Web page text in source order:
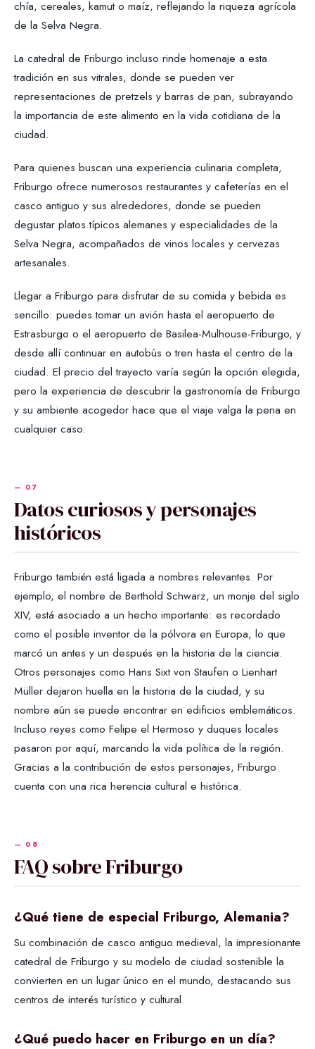
chía, cereales, kamut o maíz, reflejando la riqueza agrícola
de la Selva Negra.
La catedral de Friburgo incluso rinde homenaje a esta
tradición en sus vitrales, donde se pueden ver
representaciones de pretzels y barras de pan, subrayando
la importancia de este alimento en la vida cotidiana de la
ciudad.
Para quienes buscan una experiencia culinaria completa,
Friburgo ofrece numerosos restaurantes y cafeterías en el
casco antiguo y sus alrededores, donde se pueden
degustar platos típicos alemanes y especialidades de la
Selva Negra, acompañados de vinos locales y cervezas
artesanales.
Llegar a Friburgo para disfrutar de su comida y bebida es
sencillo: puedes tomar un avión hasta el aeropuerto de
Estrasburgo o el aeropuerto de Basilea-Mulhouse-Friburgo, y
desde allí continuar en autobús o tren hasta el centro de la
ciudad. El precio del trayecto varía según la opción elegida,
pero la experiencia de descubrir la gastronomía de Friburgo
y su ambiente acogedor hace que el viaje valga la pena en
cualquier caso.
Datos curiosos y personajes
históricos
Friburgo también está ligada a nombres relevantes. Por
ejemplo, el nombre de Berthold Schwarz, un monje del siglo
XIV, está asociado a un hecho importante: es recordado
como el posible inventor de la pólvora en Europa, lo que
marcó un antes y un después en la historia de la ciencia.
Otros personajes como Hans Sixt von Staufen o Lienhart
Müller dejaron huella en la historia de la ciudad, y su
nombre aún se puede encontrar en edificios emblemáticos.
Incluso reyes como Felipe el Hermoso y duques locales
pasaron por aquí, marcando la vida política de la región.
Gracias a la contribución de estos personajes, Friburgo
cuenta con una rica herencia cultural e histórica.
FAQ sobre Friburgo
¿Qué tiene de especial Friburgo, Alemania?
Su combinación de casco antiguo medieval, la impresionante
catedral de Friburgo y su modelo de ciudad sostenible la
convierten en un lugar único en el mundo, destacando sus
centros de interés turístico y cultural.
¿Qué puedo hacer en Friburgo en un día?